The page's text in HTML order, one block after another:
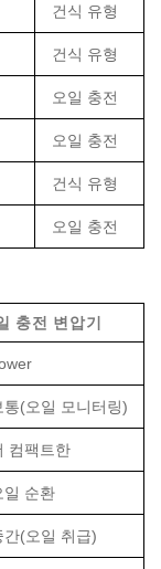
건식 유형
건식 유형
오일 충전
오일 충전
건식 유형
오일 충전
충전 변압기
통(오일 모니터링)
컴팩트한
일 순환
간(오일 취급)